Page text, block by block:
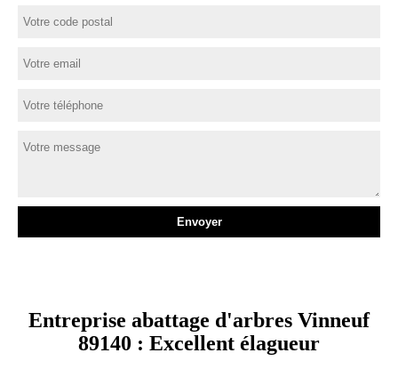
Entreprise abattage d'arbres Vinneuf
89140 : Excellent élagueur